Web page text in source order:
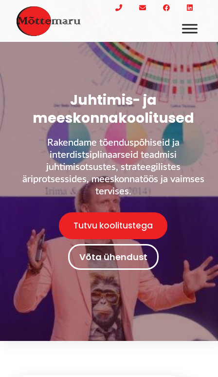
content
Juhtimis- ja meeskonnakoolitused
Juhtimis- ja
meeskonnakoolitused
Rakendame tõenduspõhiseid ja
interdistsiplinaarseid teadmisi
juhtimisotsustes, strateegilistes
äriprotsessides, meeskonnatöös ja vaimses
tervises.
Tutvu koolitustega
Võta ühendust